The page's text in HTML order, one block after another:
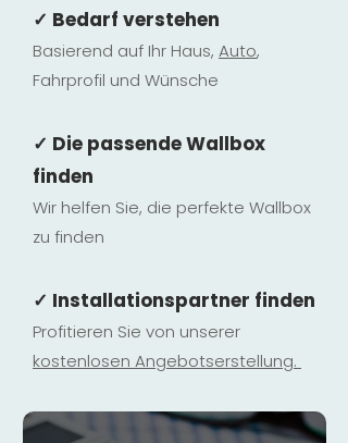
✓ Bedarf verstehen
Basierend auf Ihr Haus, Auto,
Fahrprofil und Wünsche
✓ Die passende Wallbox
finden
Wir helfen Sie, die perfekte Wallbox
zu finden
✓ Installationspartner finden
Profitieren Sie von unserer
kostenlosen Angebotserstellung.